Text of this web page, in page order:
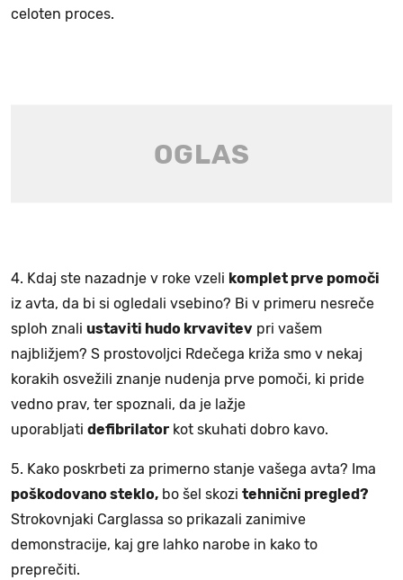
celoten proces.
4. Kdaj ste nazadnje v roke vzeli komplet prve pomoči
iz avta, da bi si ogledali vsebino? Bi v primeru nesreče
sploh znali ustaviti hudo krvavitev pri vašem
najbližjem? S prostovoljci Rdečega križa smo v nekaj
korakih osvežili znanje nudenja prve pomoči, ki pride
vedno prav, ter spoznali, da je lažje
uporabljati defibrilator kot skuhati dobro kavo.
5. Kako poskrbeti za primerno stanje vašega avta? Ima
poškodovano steklo, bo šel skozi tehnični pregled?
Strokovnjaki Carglassa so prikazali zanimive
demonstracije, kaj gre lahko narobe in kako to
preprečiti.